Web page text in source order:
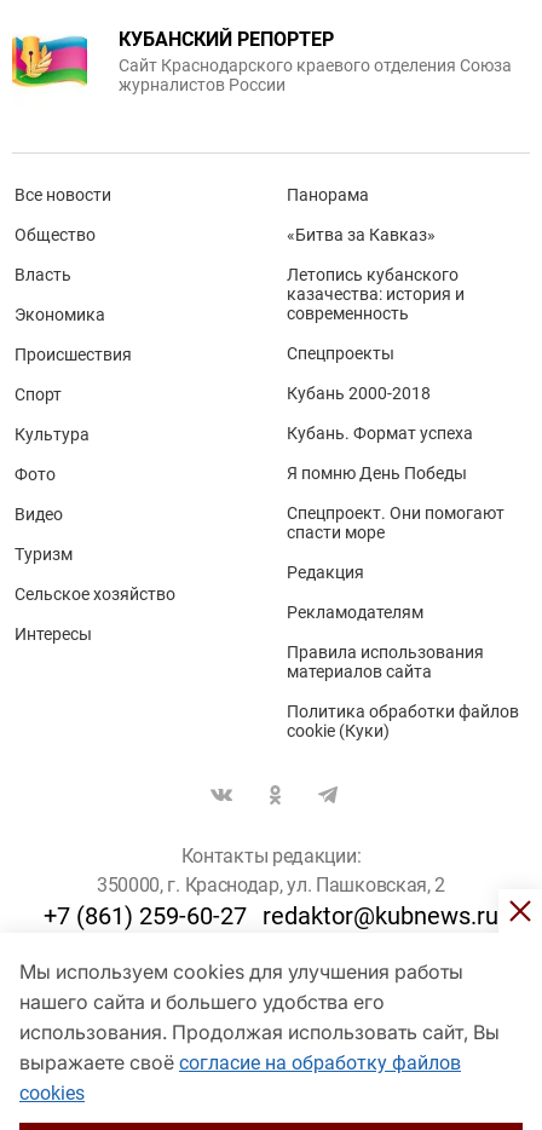
Мы используем cookies для улучшения работы
нашего сайта и большего удобства его
использования. Продолжая использовать сайт, Вы
выражаете своё согласие на обработку файлов
cookies
КУБАНСКИЙ РЕПОРТЕР
Сайт Краснодарского краевого отделения Союза
журналистов России
Все новости
Общество
Власть
Экономика
Происшествия
Спорт
Культура
Фото
Видео
Туризм
Сельское хозяйство
Интересы
Панорама
«Битва за Кавказ»
Летопись кубанского
казачества: история и
современность
Спецпроекты
Кубань 2000-2018
Кубань. Формат успеха
Я помню День Победы
Спецпроект. Они помогают
спасти море
Редакция
Рекламодателям
Правила использования
материалов сайта
Политика обработки файлов
cookie (Куки)
Контакты редакции:
350000, г. Краснодар, ул. Пашковская, 2
+7 (861) 259-60-27 redaktor@kubnews.ru
Для пользователей старше 16 лет
© Кубанские Новости, 2017
Сетевое издание «kubnews» зарегистрировано Федеральной
службой по надзору в сфере связи, информационных технологий
и массовых коммуникаций (Роскомнадзор). Регистрационный